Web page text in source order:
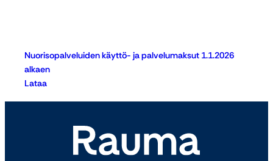
Nuorisopalveluiden käyttö- ja palvelumaksut 1.1.2026
alkaen
Lataa